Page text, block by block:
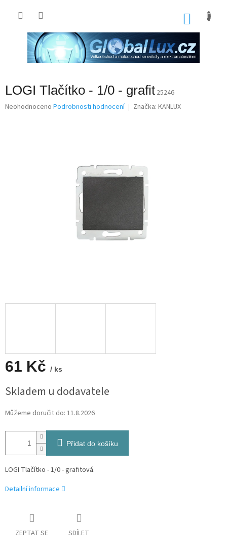
LOGI Tlačítko - 1/0 - grafit 25246
Průměrné
Neohodnoceno Podrobnosti hodnocení Značka: KANLUX
61 Kč / ks
cena:
Skladem u dodavatele
Můžeme doručit do: 11.8.2026
Přidat do košíku
LOGI Tlačítko - 1/0 - grafitová.
Detailní informace
ZEPTAT SE SDÍLET